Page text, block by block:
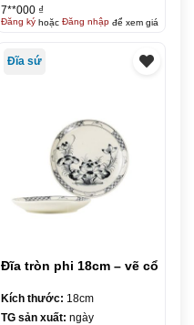
7**000 ₫
Đăng kýhoặc Đăng nhậpđể xem giá
Đĩa sứ
Đĩa tròn phi 18cm – vẽ cổ
Kích thước: 18cm
TG sản xuất: ngày